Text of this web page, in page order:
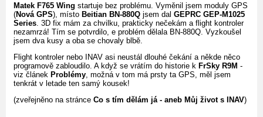
Matek F765 Wing startuje bez problému. Vyměnil jsem moduly GPS
(Nová GPS), místo Beitian BN-880Q jsem dal GEPRC GEP-M1025
Series . 3D fix mám za chvilku, prakticky nečekám a flight kontroler
nezamrzá! Tím se potvrdilo, e problém dělala BN-880Q. Vyzkoušel
jsem dva kusy a oba se chovaly blbě.
Flight kontroler nebo INAV asi neustál dlouhé čekání a někde něco
programově zabloudilo. A když se vrátím do historie k FrSky R9M -
viz článek Problémy , možná v tom má prsty ta GPS, měl jsem
tenkrát v letade ten samý kousek!
(zveřejněno na stránce Co s tím dělám já - aneb Můj život s INAV)